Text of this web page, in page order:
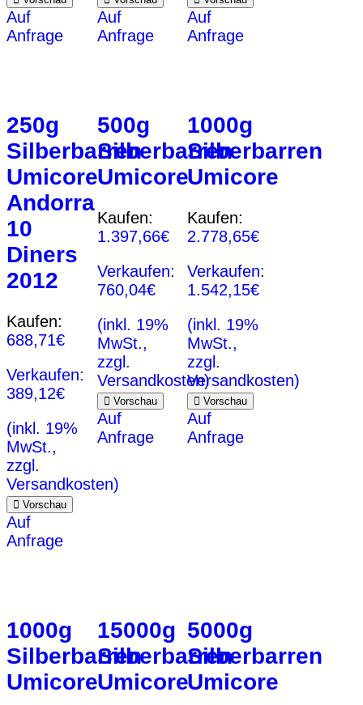
Auf
Anfrage
Auf
Anfrage
Auf
Anfrage
250g
Silberbarren
Umicore
Andorra
10
Diners
2012
Kaufen:
688,71€
Verkaufen:
389,12€
(inkl. 19%
MwSt.,
zzgl.
Versandkosten)
Vorschau
Auf
Anfrage
500g
Silberbarren
Umicore
Kaufen:
1.397,66€
Verkaufen:
760,04€
(inkl. 19%
MwSt.,
zzgl.
Versandkosten)
Vorschau
Auf
Anfrage
1000g
Silberbarren
Umicore
Kaufen:
2.778,65€
Verkaufen:
1.542,15€
(inkl. 19%
MwSt.,
zzgl.
Versandkosten)
Vorschau
Auf
Anfrage
1000g
Silberbarren
Umicore
15000g
Silberbarren
Umicore
5000g
Silberbarren
Umicore